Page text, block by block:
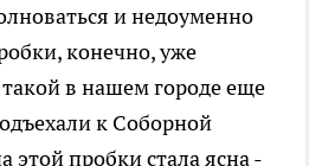
и недоуменно
конечно, уже
в нашем городе еще
к Соборной
этой пробки стала ясна -